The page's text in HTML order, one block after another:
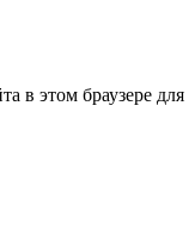
в этом браузере для